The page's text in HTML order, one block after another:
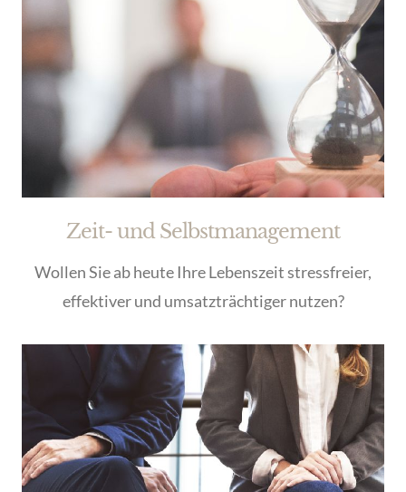
Zeit- und Selbstmanagement
Wollen Sie ab heute Ihre Lebenszeit stressfreier,
effektiver und umsatzträchtiger nutzen?